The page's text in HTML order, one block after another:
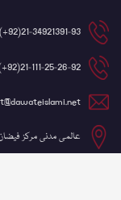
21-34921391-93(92+)
21-111-25-26-92(92+)
عالمی مدنی مرکز